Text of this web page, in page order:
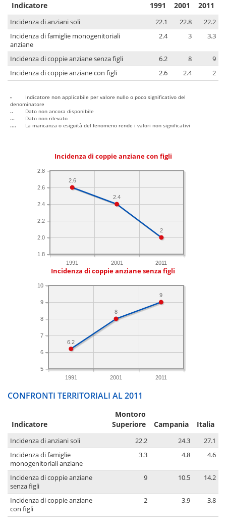
Indicatore 1991 2001 2011
Incidenza di anziani soli 22.1 22.8
22.2
Incidenza di famiglie monogenitoriali
anziane
2.4 3 3.3
Incidenza di coppie anziane senza figli 6.2 8
9
Incidenza di coppie anziane con figli
2.6 2.4 2
-
Indicatore non applicabile per valore nullo o poco significativo del
denominatore
..
Dato non ancora disponibile
...
Dato non rilevato
....
La mancanza o esiguità del fenomeno rende i valori non significativi
Incidenza di coppie anziane con figli
1991 2001 2011
1.8
2.0
2.2
2.4
2.6
2.8
2
2.4
2.6
Incidenza di coppie anziane senza figli
1991 2001 2011
5
6
7
8
9
10
9
8
6.2
CONFRONTI TERRITORIALI AL 2011
Indicatore
Montoro
Superiore
Campania Italia
Incidenza di anziani soli 22.2 24.3
27.1
Incidenza di famiglie
monogenitoriali anziane
3.3 4.8 4.6
Incidenza di coppie anziane
senza figli
9 10.5 14.2
Incidenza di coppie anziane
con figli
2 3.9 3.8